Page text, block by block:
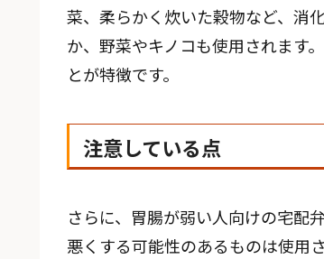
菜、柔らかく炊いた穀物など、消
か、野菜やキノコも使用されます
とが特徴です。
注意している点
さらに、胃腸が弱い人向けの宅配
悪くする可能性のあるものは使用